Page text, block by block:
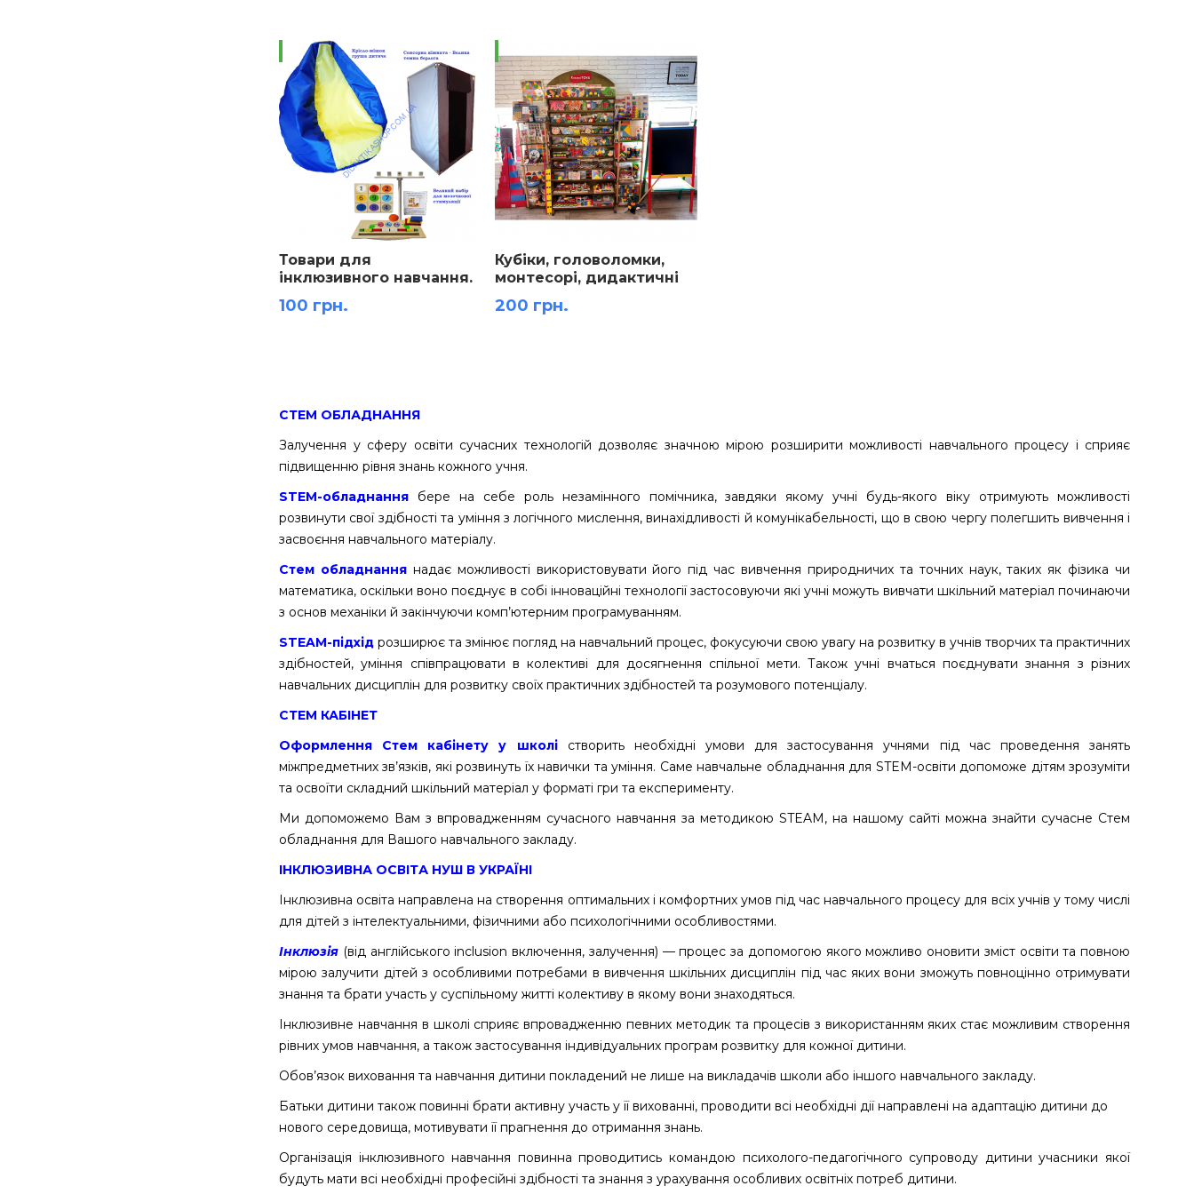
Новинка!
Товари для
інклюзивного навчання.
Обладнання для НУШ,
ДНЗ. Додаткове
100 грн.
Кубіки, головоломки,
монтесорі, дидактичні
ігри, балансири,
пірамідки
200 грн.
СТЕМ ОБЛАДНАННЯ
Залучення у сферу освіти сучасних технологій дозволяє значною мірою розширити можливості навчального процесу і сприяє
підвищенню рівня знань кожного учня.
STEM-обладнання бере на себе роль незамінного помічника, завдяки якому учні будь-якого віку отримують можливості
розвинути свої здібності та уміння з логічного мислення, винахідливості й комунікабельності, що в свою чергу полегшить вивчення і
засвоєння навчального матеріалу.
Стем обладнаннянадає можливості використовувати його під час вивчення природничих та точних наук, таких як фізика чи
математика, оскільки воно поєднує в собі інноваційні технології застосовуючи які учні можуть вивчати шкільний матеріал починаючи
з основ механіки й закінчуючи комп’ютерним програмуванням.
STEAM-підхід розширює та змінює погляд на навчальний процес, фокусуючи свою увагу на розвитку в учнів творчих та практичних
здібностей, уміння співпрацювати в колективі для досягнення спільної мети. Також учні вчаться поєднувати знання з різних
навчальних дисциплін для розвитку своїх практичних здібностей та розумового потенціалу.
СТЕМ КАБІНЕТ
Оформлення Стем кабінету у школістворить необхідні умови для застосування учнями під час проведення занять
міжпредметних зв’язків, які розвинуть їх навички та уміння. Саме навчальне обладнання для STEM-освіти допоможе дітям зрозуміти
та освоїти складний шкільний матеріал у форматі гри та експерименту.
Ми допоможемо Вам з впровадженням сучасного навчання за методикою STEAM, на нашому сайті можна знайти сучасне Стем
обладнання для Вашого навчального закладу.
ІНКЛЮЗИВНА ОСВІТА НУШ В УКРАЇНІ
Інклюзивна освіта направлена на створення оптимальних і комфортних умов під час навчального процесу для всіх учнів у тому числі
для дітей з інтелектуальними, фізичними або психологічними особливостями.
Інклюзія (від англійського inclusion включення, залучення) — процес за допомогою якого можливо оновити зміст освіти та повною
мірою залучити дітей з особливими потребами в вивчення шкільних дисциплін під час яких вони зможуть повноцінно отримувати
знання та брати участь у суспільному житті колективу в якому вони знаходяться.
Інклюзивне навчання в школі сприяє впровадженню певних методик та процесів з використанням яких стає можливим створення
рівних умов навчання, а також застосування індивідуальних програм розвитку для кожної дитини.
Обов’язок виховання та навчання дитини покладений не лише на викладачів школи або іншого навчального закладу.
Батьки дитини також повинні брати активну участь у її вихованні, проводити всі необхідні дії направлені на адаптацію дитини до
нового середовища, мотивувати її прагнення до отримання знань.
Організація інклюзивного навчання повинна проводитись командою психолого-педагогічного супроводу дитини учасники якої
будуть мати всі необхідні професійні здібності та знання з урахування особливих освітніх потреб дитини.